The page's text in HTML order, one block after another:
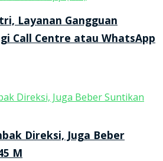
Layanan Gangguan
Call Centre atau WhatsApp
Direksi, Juga Beber
M